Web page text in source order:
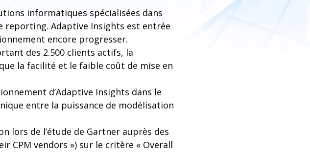
informatiques spécialisées dans
reporting. Adaptive Insights est entrée
encore progresser.
des 2.500 clients actifs, la
la facilité et le faible coût de mise en
d’Adaptive Insights dans le
entre la puissance de modélisation
lors de l’étude de Gartner auprès des
CPM vendors ») sur le critère « Overall